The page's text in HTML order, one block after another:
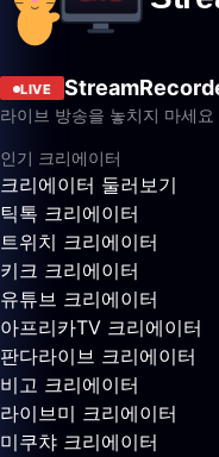
LIVE
라이브 방송을 놓치지 마세요
인기 크리에이터
크리에이터 둘러보기
틱톡 크리에이터
트위치 크리에이터
키크 크리에이터
유튜브 크리에이터
아프리카TV 크리에이터
판다라이브 크리에이터
비고 크리에이터
라이브미 크리에이터
미쿠챠 크리에이터